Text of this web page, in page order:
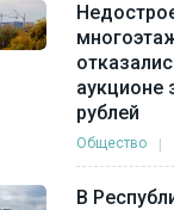
аукционе
рублей
Общество
В